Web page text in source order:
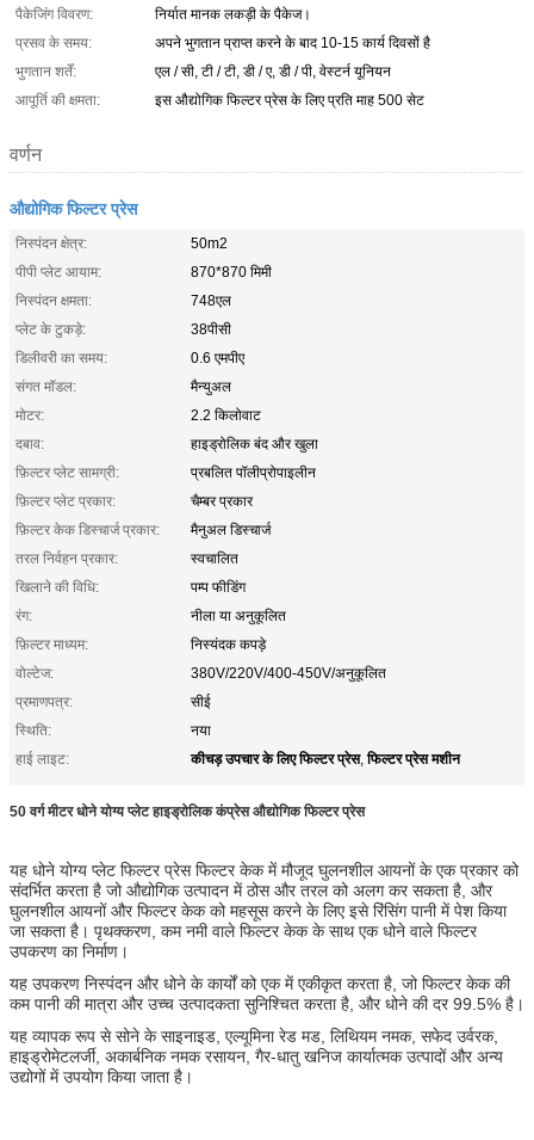
पैकेजिंग विवरण:
निर्यात मानक लकड़ी के पैकेज।
प्रसव के समय:
अपने भुगतान प्राप्त करने के बाद 10-15 कार्य दिवसों है
भुगतान शर्तें:
एल / सी, टी / टी, डी / ए, डी / पी, वेस्टर्न यूनियन
आपूर्ति की क्षमता:
इस औद्योगिक फिल्टर प्रेस के लिए प्रति माह 500 सेट
वर्णन
औद्योगिक फिल्टर प्रेस
निस्पंदन क्षेत्र:
50m2
पीपी प्लेट आयाम:
870*870 मिमी
निस्पंदन क्षमता:
748एल
प्लेट के टुकड़े:
38पीसी
डिलीवरी का समय:
0.6 एमपीए
संगत मॉडल:
मैन्युअल
मोटर:
2.2 किलोवाट
दबाव:
हाइड्रोलिक बंद और खुला
फ़िल्टर प्लेट सामग्री:
प्रबलित पॉलीप्रोपाइलीन
फ़िल्टर प्लेट प्रकार:
चैम्बर प्रकार
फ़िल्टर केक डिस्चार्ज प्रकार:
मैनुअल डिस्चार्ज
तरल निर्वहन प्रकार:
स्वचालित
खिलाने की विधि:
पम्प फीडिंग
रंग:
नीला या अनुकूलित
फ़िल्टर माध्यम:
निस्यंदक कपड़े
वोल्टेज:
380V/220V/400-450V/अनुकूलित
प्रमाणपत्र:
सीई
स्थिति:
नया
हाई लाइट:
कीचड़ उपचार के लिए फिल्टर प्रेस,फिल्टर प्रेस मशीन
50 वर्ग मीटर धोने योग्य प्लेट हाइड्रोलिक कंप्रेस औद्योगिक फिल्टर प्रेस
यह धोने योग्य प्लेट फिल्टर प्रेस फिल्टर केक में मौजूद घुलनशील आयनों के एक प्रकार को
संदर्भित करता है जो औद्योगिक उत्पादन में ठोस और तरल को अलग कर सकता है, और
घुलनशील आयनों और फिल्टर केक को महसूस करने के लिए इसे रिंसिंग पानी में पेश किया
जा सकता है। पृथक्करण, कम नमी वाले फिल्टर केक के साथ एक धोने वाले फिल्टर
उपकरण का निर्माण।
यह उपकरण निस्पंदन और धोने के कार्यों को एक में एकीकृत करता है, जो फिल्टर केक की
कम पानी की मात्रा और उच्च उत्पादकता सुनिश्चित करता है, और धोने की दर 99.5% है।
यह व्यापक रूप से सोने के साइनाइड, एल्यूमिना रेड मड, लिथियम नमक, सफेद उर्वरक,
हाइड्रोमेटलर्जी, अकार्बनिक नमक रसायन, गैर-धातु खनिज कार्यात्मक उत्पादों और अन्य
उद्योगों में उपयोग किया जाता है।